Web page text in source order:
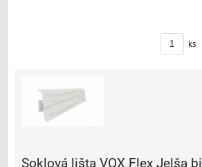
ks
Soklová lišta VOX Flex Jelša